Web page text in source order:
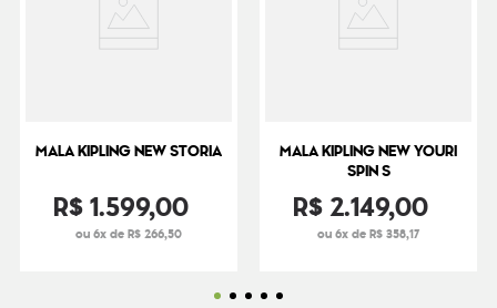
MALA KIPLING NEW STORIA
R$1.599,00
ou 6x de R$ 266,50
MALA KIPLING NEW YOURI
SPIN S
R$2.149,00
ou 6x de R$ 358,17